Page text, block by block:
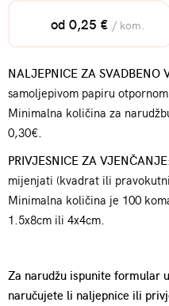
od 0,25 € / kom.
NALJEPNICE ZA SVADBENO
samoljepivom papiru
Minimalna količina za
0,30€.
PRIVJESNICE ZA
mijenjati (kvadrat ili
Minimalna količina je 100
1.5x8cm ili 4x4cm.
Za narudžu ispunite formular
naručujete li naljepnice ili